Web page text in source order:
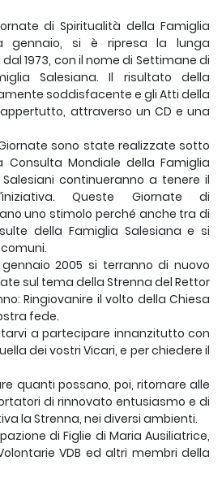
di Spiritualità della Famiglia
gennaio, si è ripresa la lunga
1973, con il nome di Settimane di
Salesiana. Il risultato della
soddisfacente e gli Atti della
attraverso un CD e una
sono state realizzate sotto
Consulta Mondiale della Famiglia
continueranno a tenere il
Queste Giornate di
uno stimolo perché anche tra di
della Famiglia Salesiana e si
2005 si terranno di nuovo
sul tema della Strenna del Rettor
Ringiovanire il volto della Chiesa
fede.
a partecipare innanzitutto con
dei vostri Vicari, e per chiedere il
quanti possano, poi, ritornare alle
di rinnovato entusiasmo e di
la Strenna, nei diversi ambienti.
di Figlie di Maria Ausiliatrice,
VDB ed altri membri della